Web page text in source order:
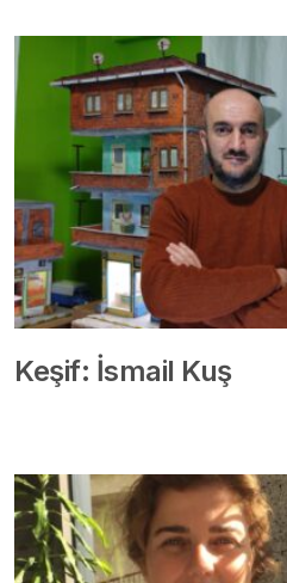
Keşif: İsmail Kuş